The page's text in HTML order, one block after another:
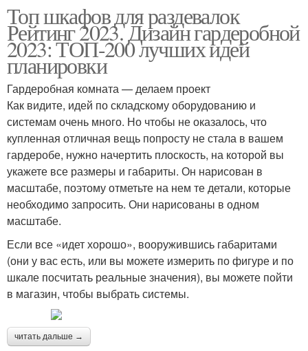
Топ шкафов для раздевалок
Рейтинг 2023. Дизайн гардеробной
2023: ТОП-200 лучших идей
планировки
Гардеробная комната — делаем проект
Как видите, идей по складскому оборудованию и
системам очень много. Но чтобы не оказалось, что
купленная отличная вещь попросту не стала в вашем
гардеробе, нужно начертить плоскость, на которой вы
укажете все размеры и габариты. Он нарисован в
масштабе, поэтому отметьте на нем те детали, которые
необходимо запросить. Они нарисованы в одном
масштабе.
Если все «идет хорошо», вооружившись габаритами
(они у вас есть, или вы можете измерить по фигуре и по
шкале посчитать реальные значения), вы можете пойти
в магазин, чтобы выбрать системы.
читать дальше →